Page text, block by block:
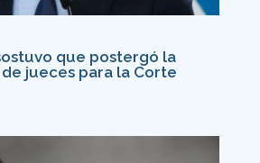
que postergó la
jueces para la Corte